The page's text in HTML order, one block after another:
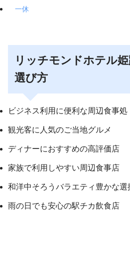
一休
リッチモンドホテル
選び方
ビジネス利用に便利な周辺食事処
観光客に人気のご当地グルメ
ディナーにおすすめの高評価店
家族で利用しやすい周辺食事店
和洋中そろうバラエティ豊かな選
雨の日でも安心の駅チカ飲食店